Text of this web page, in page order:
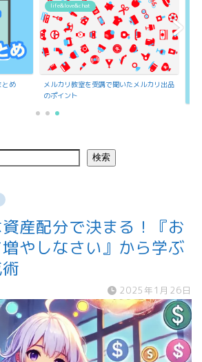
リ教室を受講で聞いたメルカリ出品
life&love&chat
検索
産配分で決まる！『お
やしなさい』から学ぶ
2025年1月26日